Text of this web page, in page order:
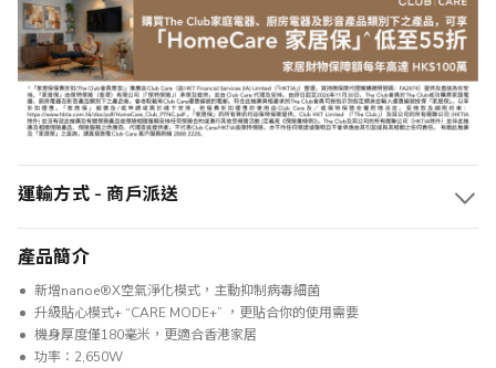
運輸方式 - 商戶派送
產品簡介
新增nanoe®X空氣淨化模式，主動抑制病毒細菌
升級貼心模式+ “CARE MODE+” ，更貼合你的使用需要
機身厚度僅180毫米，更適合香港家居
功率：2,650W